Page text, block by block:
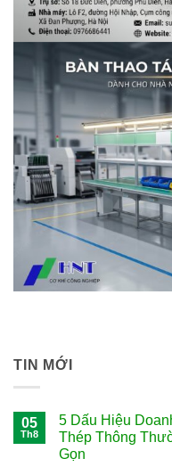
TIN MỚI
05
Th8
5 Dấu Hiệu
Thép Thông
Gọn